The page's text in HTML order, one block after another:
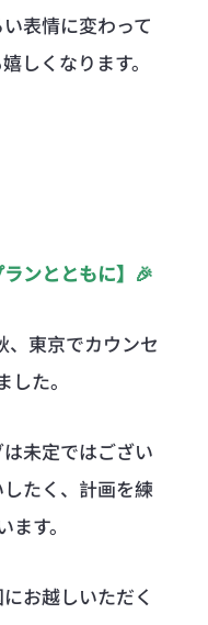
表情に変わって
しくなります。
ンとともに】🎉
、東京でカウンセ
た。
未定ではござい
たく、計画を練
す。
お越しいただく